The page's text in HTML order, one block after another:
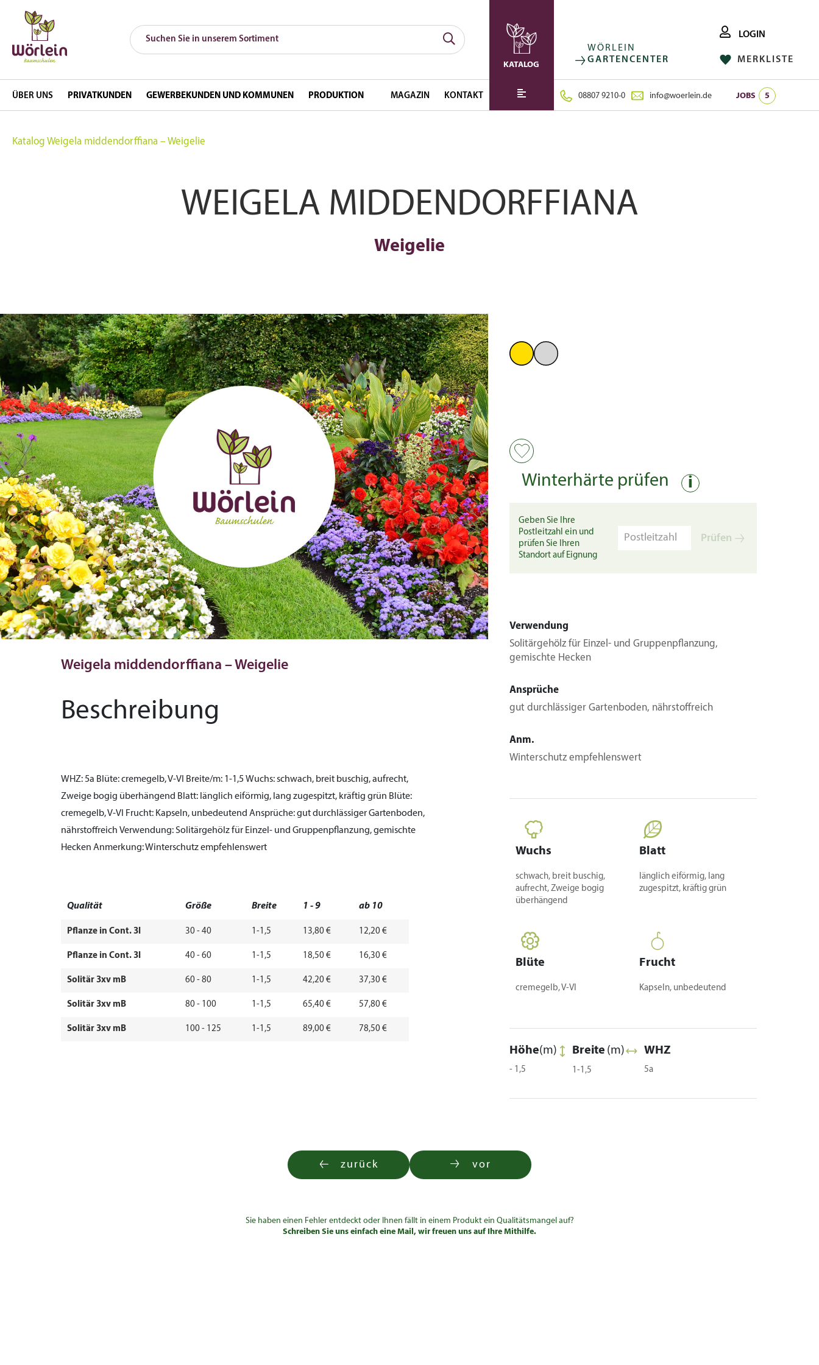
KATALOG
ÜBER UNS PRIVATKUNDEN GEWERBEKUNDEN UND KOMMUNEN PRODUKTION MAGAZIN KONTAKT
WÖRLEIN
GARTENCENTER
LOGIN
MERKLISTE
08807 9210-0 info@woerlein.de JOBS 5
FOLGE UNS AUF: INSTAGRAM FACEBOOK
Katalog Weigela middendorffiana – Weigelie
WEIGELA MIDDENDORFFIANA
Weigelie
Weigela middendorffiana – Weigelie
Beschreibung
WHZ:5a Blüte:cremegelb, V-VI Breite/m: 1-1,5Wuchs:schwach, breit buschig, aufrecht,
Zweige bogig überhängend Blatt: länglich eiförmig, lang zugespitzt, kräftig grün Blüte:
cremegelb, V-VI Frucht: Kapseln, unbedeutend Ansprüche:gut durchlässiger Gartenboden,
nährstoffreich Verwendung:Solitärgehölz für Einzel- und Gruppenpflanzung, gemischte
Hecken Anmerkung:Winterschutz empfehlenswert
Qualität Größe Breite 1 - 9 ab 10
Pflanze in Cont. 3l 30 - 40 1-1,5 13,80 € 12,20 €
Pflanze in Cont. 3l 40 - 60 1-1,5 18,50 € 16,30 €
Solitär 3xv mB 60 - 80 1-1,5 42,20 € 37,30 €
Solitär 3xv mB 80 - 100 1-1,5 65,40 € 57,80 €
Solitär 3xv mB 100 - 125 1-1,5 89,00 € 78,50 €
Winterhärte prüfen i
Geben Sie Ihre
Postleitzahl ein und
prüfen Sie Ihren
Standort auf Eignung
Prüfen
Verwendung
Solitärgehölz für Einzel- und Gruppenpflanzung,
gemischte Hecken
Ansprüche
gut durchlässiger Gartenboden, nährstoffreich
Anm.
Winterschutz empfehlenswert
Wuchs
schwach, breit buschig,
aufrecht, Zweige bogig
überhängend
Blatt
länglich eiförmig, lang
zugespitzt, kräftig grün
Blüte
cremegelb, V-VI
Frucht
Kapseln, unbedeutend
Höhe(m)
- 1,5
Breite (m)
1-1,5
WHZ
5a
zurück vor
Sie haben einen Fehler entdeckt oder Ihnen fällt in einem Produkt ein Qualitätsmangel auf?
Schreiben Sie uns einfach eine Mail, wir freuen uns auf Ihre Mithilfe.